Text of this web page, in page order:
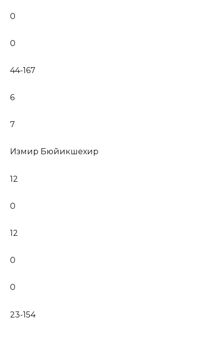
0
0
44-167
6
7
Измир Бюйикшехир
12
0
12
0
0
23-154